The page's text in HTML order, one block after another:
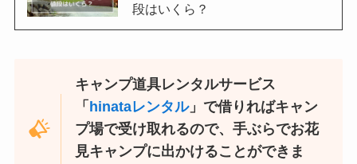
段はいくら？
キャンプ道具レンタルサービス
「 hinataレンタル」で借りればキャン
プ場で受け取れるので、手ぶらでお花
見キャンプに出かけることができま